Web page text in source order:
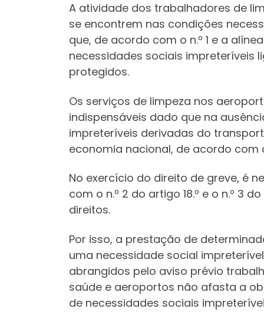
A atividade dos trabalhadores de
se encontrem nas condições
que, de acordo com o n.º 1 e a
necessidades sociais impreteríveis
protegidos.
Os serviços de limpeza nos
indispensáveis dado que na
impreteríveis derivadas do
economia nacional, de acordo com
No exercício do direito de greve, é
com o n.º 2 do artigo 18.º e o n.º 3
direitos.
Por isso, a prestação de
uma necessidade social
abrangidos pelo aviso prévio
saúde e aeroportos não afasta a
de necessidades sociais